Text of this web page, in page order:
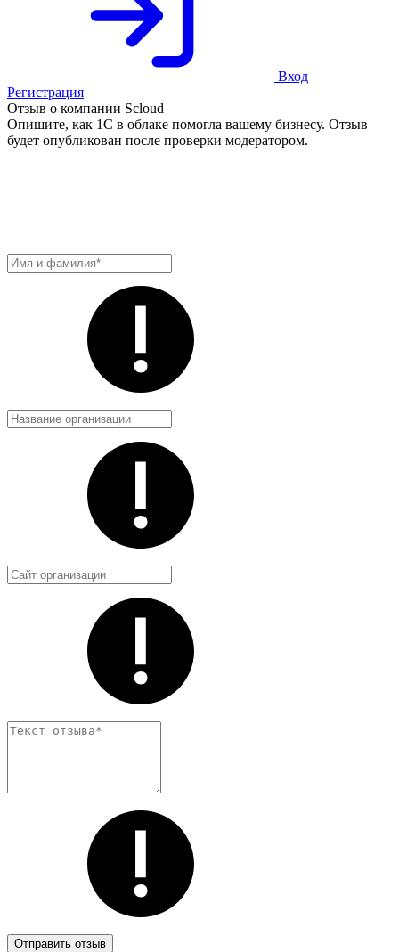
Вход
Регистрация
Отзыв о компании Scloud
Опишите, как 1С в облаке помогла вашему бизнесу. Отзыв
будет опубликован после проверки модератором.
Отправить отзыв